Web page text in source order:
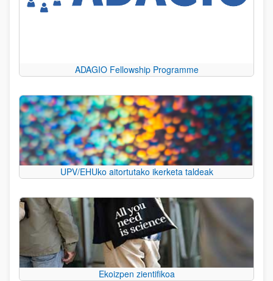
ADAGIO Fellowship Programme
UPV/EHUko aitortutako ikerketa taldeak
Ekoizpen zientifikoa